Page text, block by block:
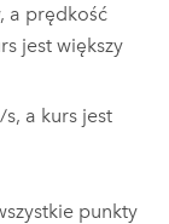
a prędkość
jest większy
a kurs jest
punkty